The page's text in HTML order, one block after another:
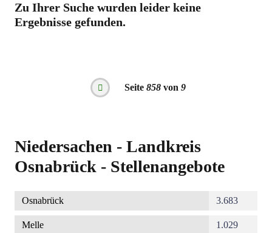
Zu Ihrer Suche wurden leider keine
Ergebnisse gefunden.
Seitennummerierung
Vorherige
Seite
Seite 858 von 9
Niedersachen - Landkreis
Osnabrück - Stellenangebote
Osnabrück 3.683
Melle 1.029